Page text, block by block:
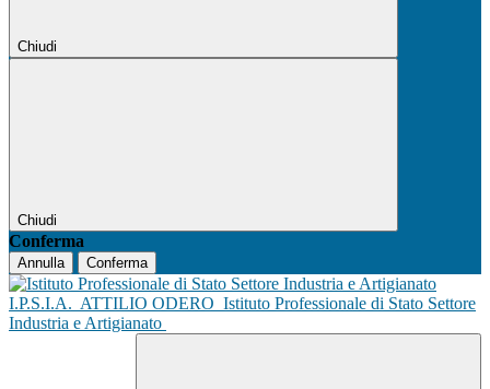
Chiudi
Chiudi
Conferma
Annulla Conferma
I.P.S.I.A. ATTILIO ODERO Istituto Professionale di Stato Settore
Industria e Artigianato